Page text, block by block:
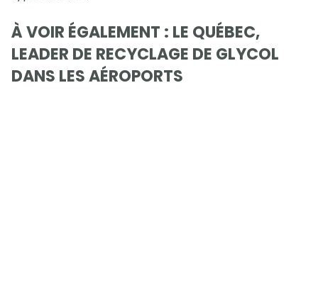
À VOIR ÉGALEMENT : LE QUÉBEC,
LEADER DE RECYCLAGE DE GLYCOL
DANS LES AÉROPORTS